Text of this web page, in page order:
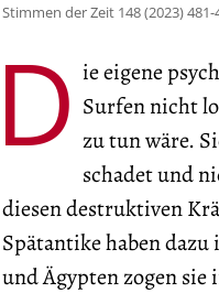
Stimmen der Zeit 148 (2023)
D ie eigene
Surfen nicht
zu tun wäre.
schadet und
diesen destruktiven
Spätantike haben
und Ägypten zogen